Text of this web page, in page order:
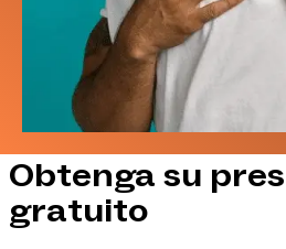
Obtenga su
gratuito